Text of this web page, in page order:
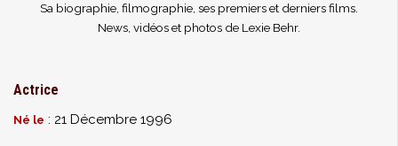
Sa biographie, filmographie, ses premiers et derniers films.
News, vidéos et photos de Lexie Behr.
Actrice
Né le : 21 Décembre 1996